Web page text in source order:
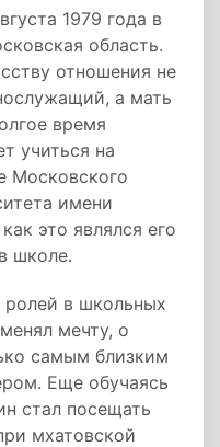
1979 года в
область.
отношения не
а мать
время
учиться на
Московского
имени
это являлся его
школе.
ролей в школьных
мечту, о
самым близким
Еще обучаясь
стал посещать
мхатовской